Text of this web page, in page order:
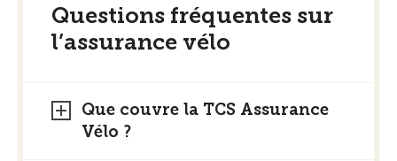
Questions fréquentes sur
l’assurance vélo
Que couvre la TCS Assurance
Vélo ?